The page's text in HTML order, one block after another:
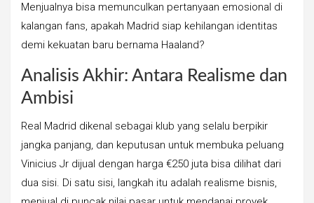
Menjualnya bisa memunculkan pertanyaan emosional di
kalangan fans, apakah Madrid siap kehilangan identitas
demi kekuatan baru bernama Haaland?
Analisis Akhir: Antara Realisme dan
Ambisi
Real Madrid dikenal sebagai klub yang selalu berpikir
jangka panjang, dan keputusan untuk membuka peluang
Vinicius Jr dijual dengan harga €250 juta bisa dilihat dari
dua sisi. Di satu sisi, langkah itu adalah realisme bisnis,